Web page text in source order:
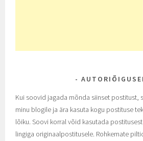
Kui soovid jagada mõnda siinset postitust,
minu blogile ja ära kasuta kogu postituse
lõiku. Soovi korral võid kasutada
lingiga originaalpostitusele. Rohkemate